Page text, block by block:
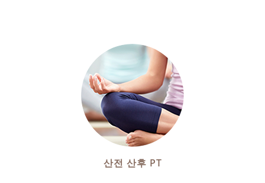
산전 산후 PT